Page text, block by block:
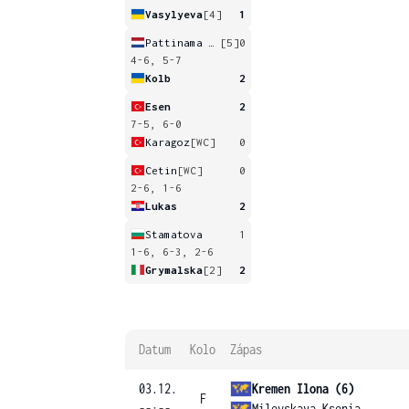
Vasylyeva[4] 1
[5]0
4-6, 5-7
Kolb
2
Esen
2
7-5, 6-0
Karagoz [WC] 0
Cetin [WC]
0
2-6, 1-6
Lukas
2
Stamatova
1
1-6, 6-3, 2-6
Grymalska[2] 2
Datum Kolo Zápas
03.12.
F
Kremen Ilona (6)